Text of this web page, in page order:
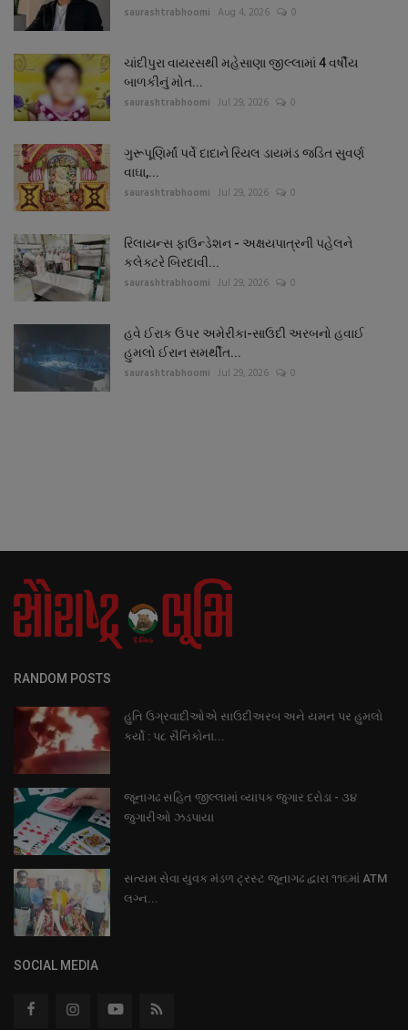
saurashtrabhoomi Aug 4, 2026 0
ચાંદીપુરા વાયરસથી મહેસાણા જીલ્લામાં 4 વર્ષીય
બાળકીનું મોત...
saurashtrabhoomi Jul 29, 2026 0
ગુરૂપૂણિર્માં પર્વે દાદાને રિયલ ડાયમંડ જડિત સુવર્ણ
વાઘા,...
saurashtrabhoomi Jul 29, 2026 0
રિલાયન્સ ફાઉન્ડેશન - અક્ષયપાત્રની પહેલને
કલેક્ટરે બિરદાવી...
saurashtrabhoomi Jul 29, 2026 0
હવે ઈરાક ઉપર અમેરીકા-સાઉદી અરબનો હવાઈ
હુમલો ઈરાન સમર્થીત...
saurashtrabhoomi Jul 29, 2026 0
RANDOM POSTS
હુતિ ઉગ્રવાદીઓએ સાઉદીઅરબ અને યમન પર હુમલો
કર્યો : પ૮ સૈનિકોના...
જૂનાગઢ સહિત જીલ્લામાં વ્યાપક જુગાર દરોડા - ૩૪
જુગારીઓ ઝડપાયા
સત્યમ સેવા યુવક મંડળ ટ્રસ્ટ જૂનાગઢ દ્વારા ૧૧૬માં ATM
લગ્ન...
SOCIAL MEDIA